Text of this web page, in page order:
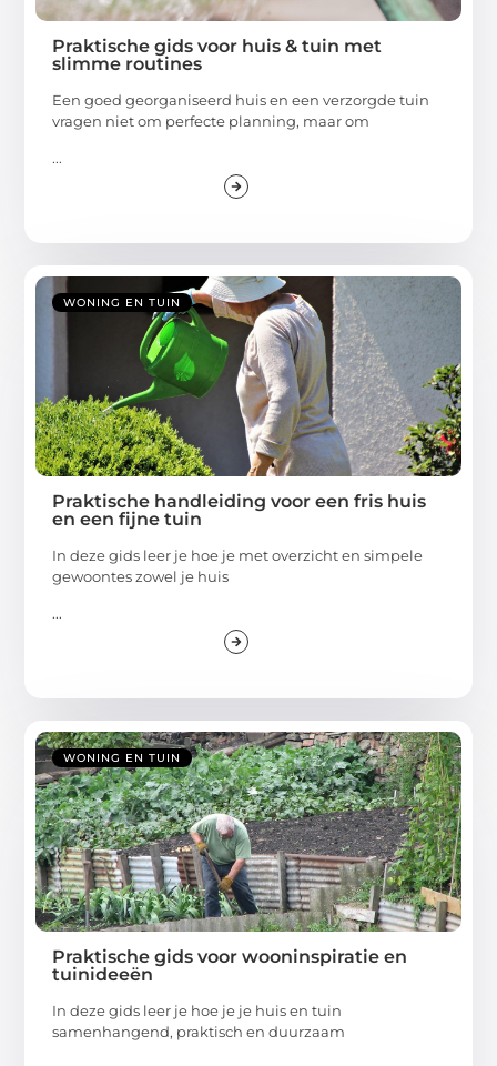
Praktische gids voor huis & tuin met
slimme routines
Een goed georganiseerd huis en een verzorgde tuin
vragen niet om perfecte planning, maar om
...
WONING EN TUIN
Praktische handleiding voor een fris huis
en een fijne tuin
In deze gids leer je hoe je met overzicht en simpele
gewoontes zowel je huis
...
WONING EN TUIN
Praktische gids voor wooninspiratie en
tuinideeën
In deze gids leer je hoe je je huis en tuin
samenhangend, praktisch en duurzaam